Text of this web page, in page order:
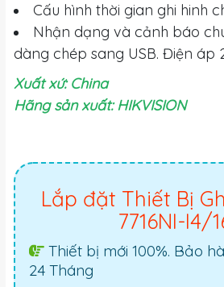
Cấu hình thời gian ghi hinh
Nhận dạng và cảnh báo
dàng chép sang USB. Điện áp
Xuất xứ: China
Hãng sản xuất: HIKVISION
Lắp đặt Thiết Bị
7716NI-I4/
Thiết bị mới 100%. Bảo
24 Tháng